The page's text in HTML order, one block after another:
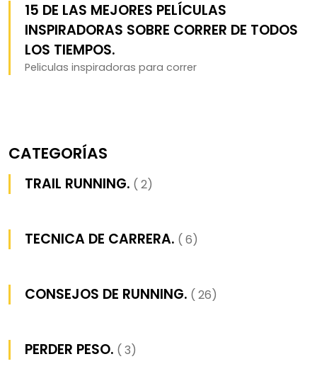
15 DE LAS MEJORES PELÍCULAS
INSPIRADORAS SOBRE CORRER DE TODOS
LOS TIEMPOS.
Peliculas inspiradoras para correr
CATEGORÍAS
TRAIL RUNNING. ( 2)
TECNICA DE CARRERA. ( 6)
CONSEJOS DE RUNNING. ( 26)
PERDER PESO. ( 3)